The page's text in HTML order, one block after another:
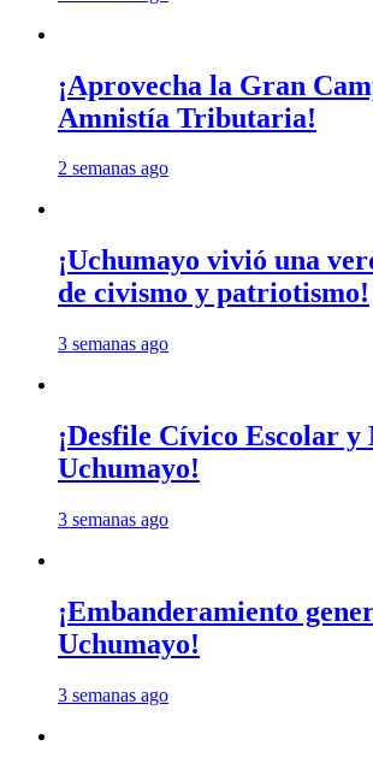
¡Aprovecha la Gran
Amnistía Tributaria!
2 semanas ago
¡Uchumayo vivió una
de civismo y patriotismo!
3 semanas ago
¡Desfile Cívico Escolar
Uchumayo!
3 semanas ago
¡Embanderamiento
Uchumayo!
3 semanas ago